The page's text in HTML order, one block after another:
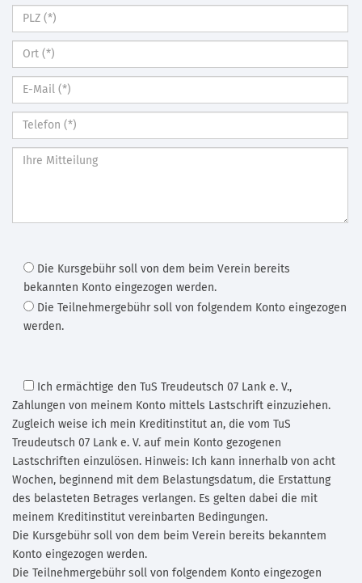
Die Kursgebühr soll von dem beim Verein bereits
bekannten Konto eingezogen werden.
Die Teilnehmergebühr soll von folgendem Konto eingezogen
werden.
Ich ermächtige den TuS Treudeutsch 07 Lank e. V.,
Zahlungen von meinem Konto mittels Lastschrift einzuziehen.
Zugleich weise ich mein Kreditinstitut an, die vom TuS
Treudeutsch 07 Lank e. V. auf mein Konto gezogenen
Lastschriften einzulösen. Hinweis: Ich kann innerhalb von acht
Wochen, beginnend mit dem Belastungsdatum, die Erstattung
des belasteten Betrages verlangen. Es gelten dabei die mit
meinem Kreditinstitut vereinbarten Bedingungen.
Die Kursgebühr soll von dem beim Verein bereits bekanntem
Konto eingezogen werden.
Die Teilnehmergebühr soll von folgendem Konto eingezogen